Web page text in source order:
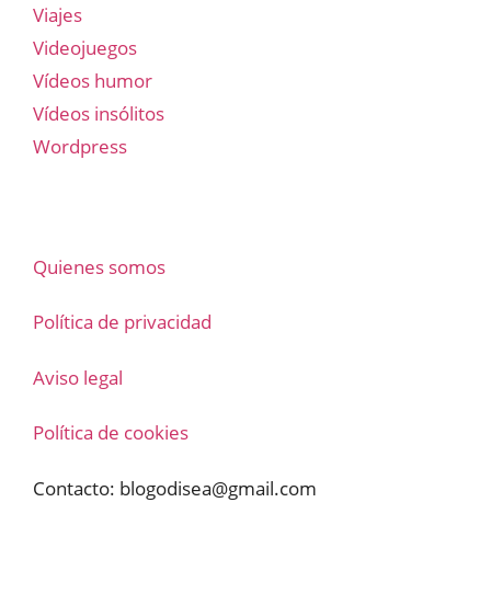
Viajes
Videojuegos
Vídeos humor
Vídeos insólitos
Wordpress
Quienes somos
Política de privacidad
Aviso legal
Política de cookies
Contacto: blogodisea@gmail.com